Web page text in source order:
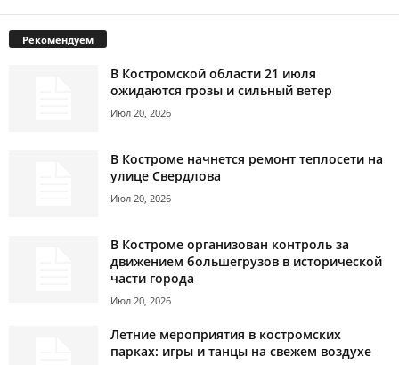
Рекомендуем
В Костромской области 21 июля
ожидаются грозы и сильный ветер
Июл 20, 2026
В Костроме начнется ремонт теплосети на
улице Свердлова
Июл 20, 2026
В Костроме организован контроль за
движением большегрузов в исторической
части города
Июл 20, 2026
Летние мероприятия в костромских
парках: игры и танцы на свежем воздухе